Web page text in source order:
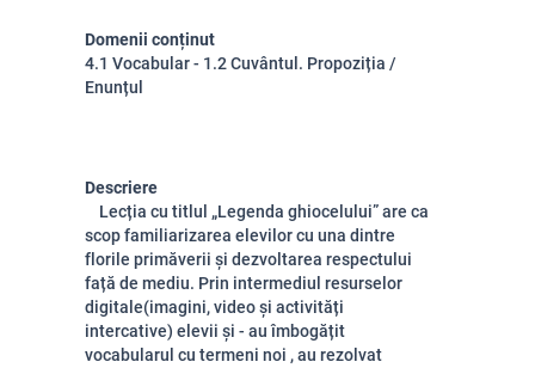
Domenii conținut
4.1 Vocabular - 1.2 Cuvântul. Propoziția /
Enunțul
Descriere
Lecția cu titlul „Legenda ghiocelului” are ca
scop familiarizarea elevilor cu una dintre
florile primăverii și dezvoltarea respectului
față de mediu. Prin intermediul resurselor
digitale(imagini, video și activități
intercative) elevii și - au îmbogățit
vocabularul cu termeni noi , au rezolvat